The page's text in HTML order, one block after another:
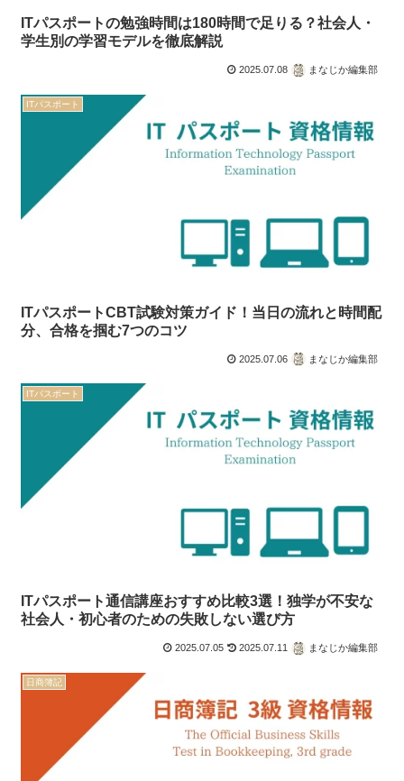
ITパスポートの勉強時間は180時間で足りる？社会人・
学生別の学習モデルを徹底解説
2025.07.08 まなじか編集部
ITパスポート
ITパスポートCBT試験対策ガイド！当日の流れと時間配
分、合格を掴む7つのコツ
2025.07.06 まなじか編集部
ITパスポート
ITパスポート通信講座おすすめ比較3選！独学が不安な
社会人・初心者のための失敗しない選び方
2025.07.05 2025.07.11 まなじか編集部
日商簿記